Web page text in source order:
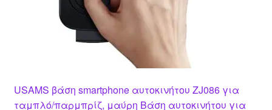
USAMS βάση smartphone αυτοκινήτου ZJ086 για
ταμπλό/παρμπρίζ, μαύρη Βάση αυτοκινήτου για